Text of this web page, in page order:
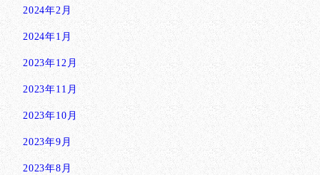
2024年2月
2024年1月
2023年12月
2023年11月
2023年10月
2023年9月
2023年8月